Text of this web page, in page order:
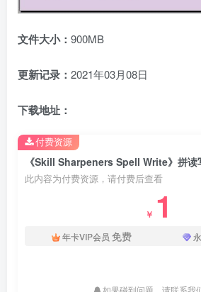
文件大小： 900MB
更新记录： 2021年03月08日
下载地址：
此内容为付费资源，请付费后查看
￥ 1
年卡VIP会员 免费
付费资源